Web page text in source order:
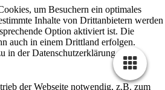
um Besuchern ein optimales
Inhalte von Drittanbietern werden
Option aktiviert ist. Die
auch in einem Drittland erfolgen.
in der Datenschutzerklärung.
der Webseite notwendig, z.B. zum